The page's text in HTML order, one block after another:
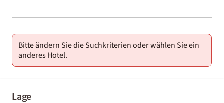
01-02
Bitte ändern Sie die Suchkriterien oder wählen Sie ein
anderes Hotel.
Lage